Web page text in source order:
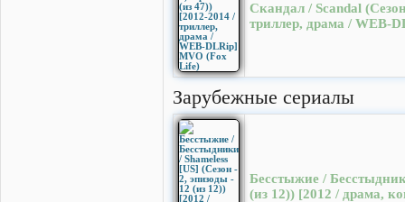
Скандал / Scandal
триллер, драма / WEB-
Зарубежные сериалы
Бесстыжие /
(из 12)) [2012 / драма,